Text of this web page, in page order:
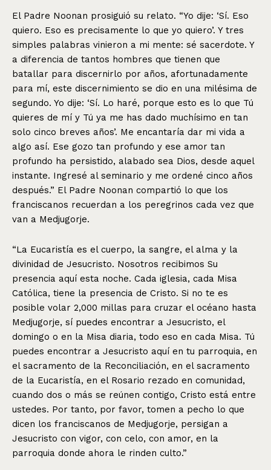
El Padre Noonan prosiguió su relato. “Yo dije: ‘Sí. Eso
quiero. Eso es precisamente lo que yo quiero’. Y tres
simples palabras vinieron a mi mente: sé sacerdote. Y
a diferencia de tantos hombres que tienen que
batallar para discernirlo por años, afortunadamente
para mí, este discernimiento se dio en una milésima de
segundo. Yo dije: ‘Sí. Lo haré, porque esto es lo que Tú
quieres de mí y Tú ya me has dado muchísimo en tan
solo cinco breves años’. Me encantaría dar mi vida a
algo así. Ese gozo tan profundo y ese amor tan
profundo ha persistido, alabado sea Dios, desde aquel
instante. Ingresé al seminario y me ordené cinco años
después.” El Padre Noonan compartió lo que los
franciscanos recuerdan a los peregrinos cada vez que
van a Medjugorje.
“La Eucaristía es el cuerpo, la sangre, el alma y la
divinidad de Jesucristo. Nosotros recibimos Su
presencia aquí esta noche. Cada iglesia, cada Misa
Católica, tiene la presencia de Cristo. Si no te es
posible volar 2,000 millas para cruzar el océano hasta
Medjugorje, sí puedes encontrar a Jesucristo, el
domingo o en la Misa diaria, todo eso en cada Misa. Tú
puedes encontrar a Jesucristo aquí en tu parroquia, en
el sacramento de la Reconciliación, en el sacramento
de la Eucaristía, en el Rosario rezado en comunidad,
cuando dos o más se reúnen contigo, Cristo está entre
ustedes. Por tanto, por favor, tomen a pecho lo que
dicen los franciscanos de Medjugorje, persigan a
Jesucristo con vigor, con celo, con amor, en la
parroquia donde ahora le rinden culto.”